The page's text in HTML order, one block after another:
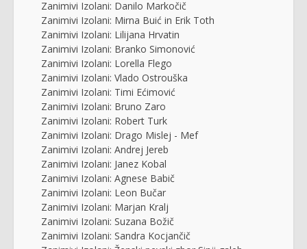
Zanimivi Izolani: Danilo Markočič
Zanimivi Izolani: Mirna Buić in Erik Toth
Zanimivi Izolani: Lilijana Hrvatin
Zanimivi Izolani: Branko Simonović
Zanimivi Izolani: Lorella Flego
Zanimivi Izolani: Vlado Ostrouška
Zanimivi Izolani: Timi Ećimović
Zanimivi Izolani: Bruno Zaro
Zanimivi Izolani: Robert Turk
Zanimivi Izolani: Drago Mislej - Mef
Zanimivi Izolani: Andrej Jereb
Zanimivi Izolani: Janez Kobal
Zanimivi Izolani: Agnese Babič
Zanimivi Izolani: Leon Bučar
Zanimivi Izolani: Marjan Kralj
Zanimivi Izolani: Suzana Božič
Zanimivi Izolani: Sandra Kocjančič